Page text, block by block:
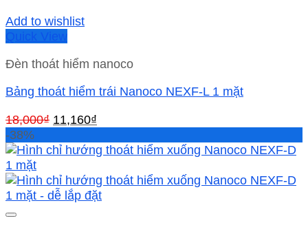
Add to wishlist
Quick View
Đèn thoát hiểm nanoco
Bảng thoát hiểm trái Nanoco NEXF-L 1 mặt
18,000₫ Giá
là:
11,160₫
tại
11,160₫.
-38%